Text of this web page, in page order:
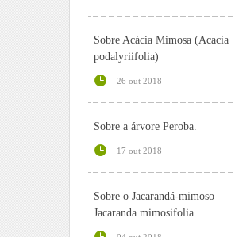
Sobre Acácia Mimosa (Acacia
podalyriifolia)
26 out 2018
Sobre a árvore Peroba.
17 out 2018
Sobre o Jacarandá-mimoso –
Jacaranda mimosifolia